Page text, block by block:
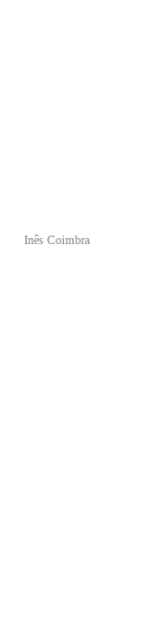
Inês Coimbra